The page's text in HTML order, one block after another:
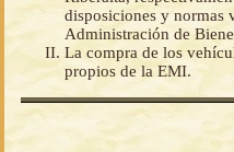
disposiciones y normas
Administración de
La compra de los
propios de la EMI.